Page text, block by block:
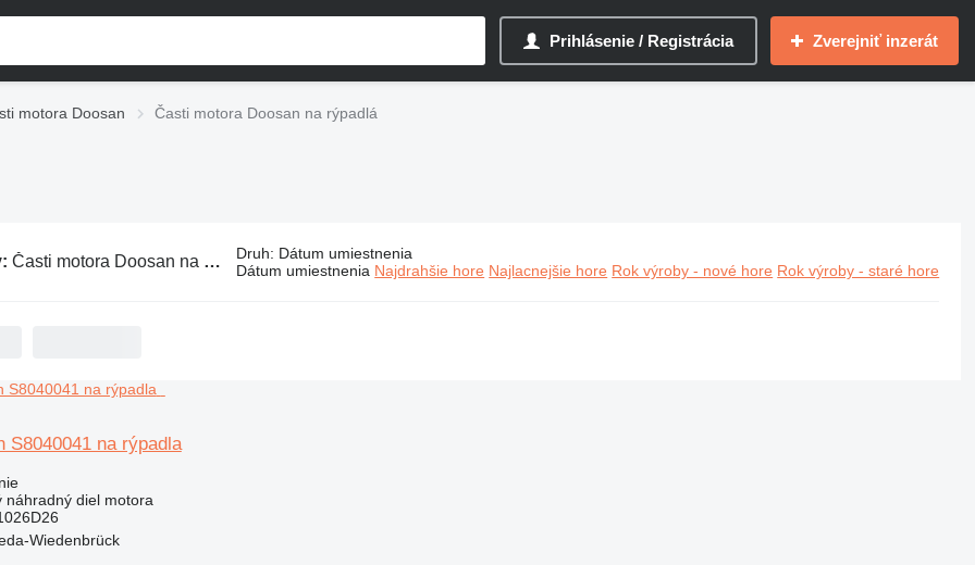
Prihlásenie / Registrácia Zverejniť inzerát
motora Doosan Časti motora Doosan na rýpadlá
Časti motora Doosan na rýpadlá Druh: Dátum umiestnenia
Dátum umiestnenia Najdrahšie hore Najlacnejšie hore Rok výroby - nové hore Rok výroby - staré hore
S8040041 na rýpadla
náhradný diel motora
Wiedenbrück